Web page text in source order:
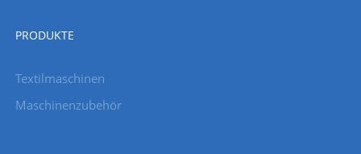
PRODUKTE
Textilmaschinen
Maschinenzubehör